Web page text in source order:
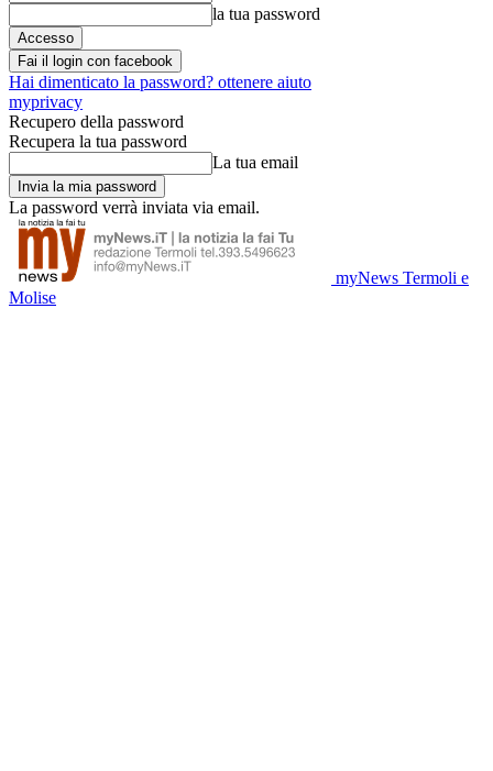
la tua password
Fai il login con facebook
Hai dimenticato la password? ottenere aiuto
myprivacy
Recupero della password
Recupera la tua password
La tua email
La password verrà inviata via email.
myNews Termoli e
Molise